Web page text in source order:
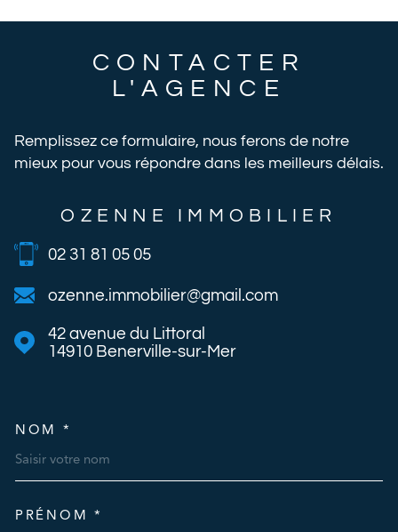
CONTACTER
L'AGENCE
Remplissez ce formulaire, nous ferons de notre
mieux pour vous répondre dans les meilleurs délais.
OZENNE IMMOBILIER
02 31 81 05 05
ozenne.immobilier@gmail.com
42 avenue du Littoral
14910
Benerville-sur-Mer
NOM *
PRÉNOM *